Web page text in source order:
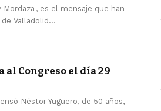
es el mensaje que han
Valladolid...
al Congreso el día 29
Néstor Yuguero, de 50 años,